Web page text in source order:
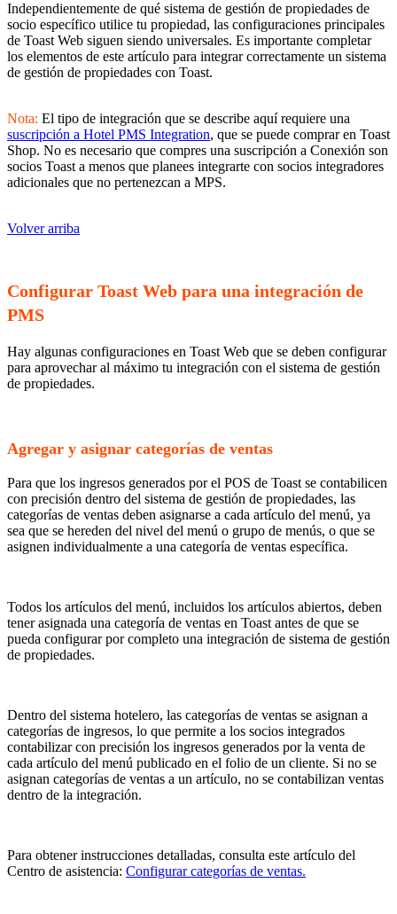
Independientemente de qué sistema de gestión de propiedades de
socio específico utilice tu propiedad, las configuraciones principales
de Toast Web siguen siendo universales. Es importante completar
los elementos de este artículo para integrar correctamente un sistema
de gestión de propiedades con Toast.
Nota: El tipo de integración que se describe aquí requiere una
suscripción a Hotel PMS Integration, que se puede comprar en Toast
Shop. No es necesario que compres una suscripción a Conexión son
socios Toast a menos que planees integrarte con socios integradores
adicionales que no pertenezcan a MPS.
Volver arriba
Configurar Toast Web para una integración de
PMS
Hay algunas configuraciones en Toast Web que se deben configurar
para aprovechar al máximo tu integración con el sistema de gestión
de propiedades.
Agregar y asignar categorías de ventas
Para que los ingresos generados por el POS de Toast se contabilicen
con precisión dentro del sistema de gestión de propiedades, las
categorías de ventas deben asignarse a cada artículo del menú, ya
sea que se hereden del nivel del menú o grupo de menús, o que se
asignen individualmente a una categoría de ventas específica.
Todos los artículos del menú, incluidos los artículos abiertos, deben
tener asignada una categoría de ventas en Toast antes de que se
pueda configurar por completo una integración de sistema de gestión
de propiedades.
Dentro del sistema hotelero, las categorías de ventas se asignan a
categorías de ingresos, lo que permite a los socios integrados
contabilizar con precisión los ingresos generados por la venta de
cada artículo del menú publicado en el folio de un cliente. Si no se
asignan categorías de ventas a un artículo, no se contabilizan ventas
dentro de la integración.
Para obtener instrucciones detalladas, consulta este artículo del
Centro de asistencia: Configurar categorías de ventas.